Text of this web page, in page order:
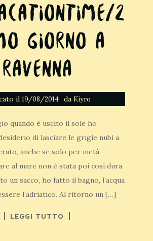
2
giorno a
Ravenna
il 19/08/2014 da Kiyro
quando è uscito il sole ho
di lasciare le grigie nubi a
anche se solo per metà
al mare non è stata poi così dura.
un sacco, ho fatto il bagno, l’acqua
l’adriatico. Al ritorno un […]
LEGGI TUTTO